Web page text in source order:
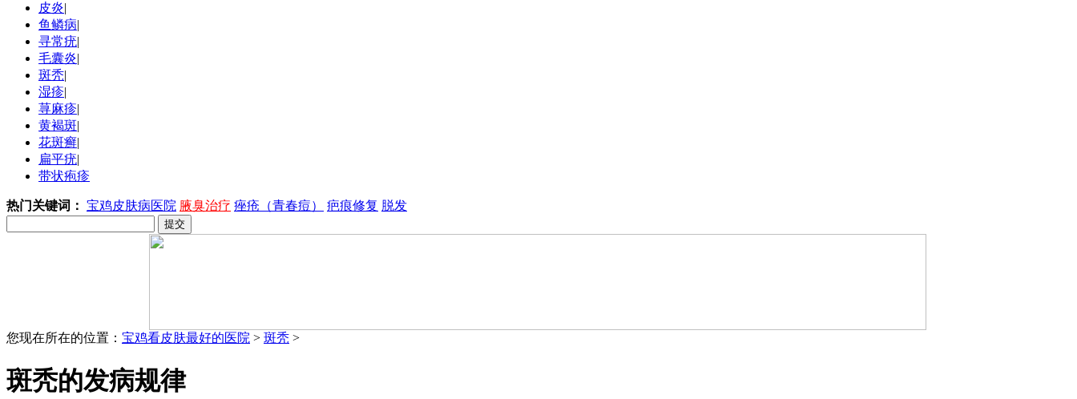
皮炎|
鱼鳞病|
寻常疣|
毛囊炎|
斑秃|
湿疹|
荨麻疹|
黄褐斑|
花斑癣|
扁平疣|
带状疱疹
热门关键词： 宝鸡皮肤病医院 腋臭治疗 痤疮（青春痘） 疤痕修复 脱发
您现在所在的位置： 宝鸡看皮肤最好的医院 > 斑秃 >
斑秃的发病规律